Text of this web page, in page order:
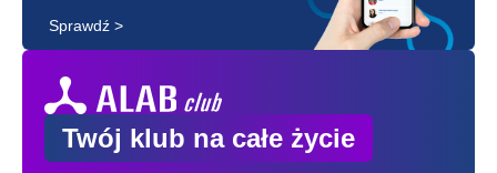
Sprawdź >
Twój klub na całe życie